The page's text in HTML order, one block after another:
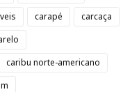
carapé
carcaça
caribu norte-americano